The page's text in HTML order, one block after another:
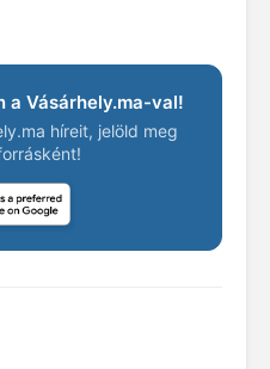
a Vásárhely.ma-val!
híreit, jelöld meg